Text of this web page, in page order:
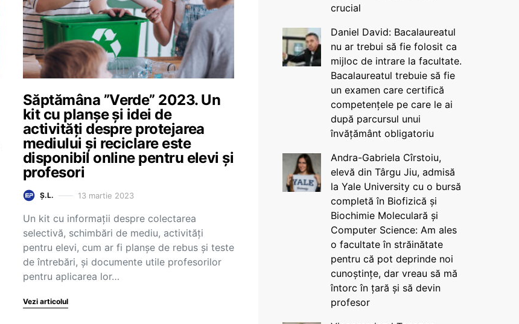
Săptămâna ”Verde” 2023. Un
kit cu planșe și idei de
activități despre protejarea
mediului și reciclare este
disponibil online pentru elevi și
profesori
Ș.L. 13 martie 2023
Un kit cu informații despre colectarea
selectivă, schimbări de mediu, activități
pentru elevi, cum ar fi planșe de rebus și teste
de întrebări, și documente utile profesorilor
pentru aplicarea lor…
Vezi articolul
crucial
Daniel David: Bacalaureatul
nu ar trebui să fie folosit ca
mijloc de intrare la facultate.
Bacalaureatul trebuie să fie
un examen care certifică
competențele pe care le ai
după parcursul unui
învățământ obligatoriu
Andra-Gabriela Cîrstoiu,
elevă din Târgu Jiu, admisă
la Yale University cu o bursă
completă în Biofizică și
Biochimie Moleculară și
Computer Science: Am ales
o facultate în străinătate
pentru că pot deprinde noi
cunoștințe, dar vreau să mă
întorc în țară și să devin
profesor